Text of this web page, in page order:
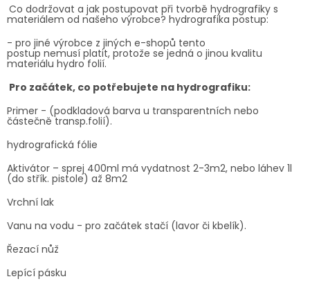
Co dodržovat a jak postupovat při tvorbě hydrografiky s
materiálem od našeho výrobce? hydrografika postup:
- pro jiné výrobce z jiných e-shopů tento
postup nemusí platit, protože se jedná o jinou kvalitu
materiálu hydro folií.
Pro začátek, co potřebujete na hydrografiku:
Primer - (podkladová barva u transparentních nebo
částečně transp.folií).
hydrografická fólie
Aktivátor – sprej 400ml má vydatnost 2-3m2, nebo láhev 1l
(do střík. pistole) až 8m2
Vrchní lak
Vanu na vodu - pro začátek stačí (lavor či kbelík).
Řezací nůž
Lepící pásku